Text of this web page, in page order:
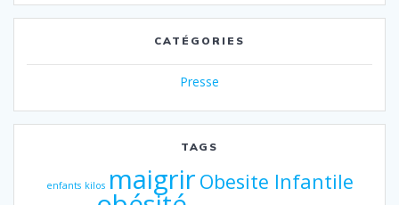
CATÉGORIES
Presse
TAGS
enfants kilos maigrir Obesite Infantile